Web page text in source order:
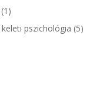
pszichológia (5)